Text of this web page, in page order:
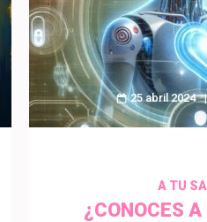
25 abril 2024
A TU
¿CONOCES